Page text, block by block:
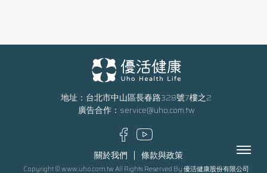
地址：台北市中山區長春路328號7樓之2
廣告合作： service@uho.com.tw
關於我們 條款與政策
Copyright © www.uho.com.tw All Rights Reserved By 優活健康股份有限公司
Menu